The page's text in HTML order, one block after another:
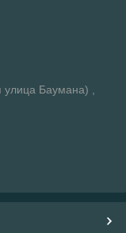
улица Баумана) ,